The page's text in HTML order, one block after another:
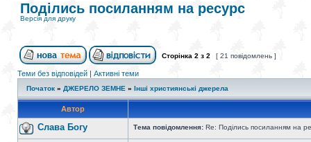
Поділись посиланням на ресурс
Версія для друку
Сторінка 2 з 2 [ 21 повідомлень ]
Теми без відповідей | Активні теми
Початок » ДЖЕРЕЛО ЗЕМНЕ » Інші християнські джерела
Автор
Слава Богу Тема повідомлення: Re: Поділись посиланням на